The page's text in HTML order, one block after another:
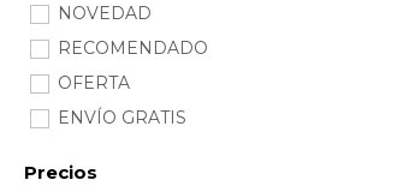
NOVEDAD
RECOMENDADO
OFERTA
ENVÍO GRATIS
Precios